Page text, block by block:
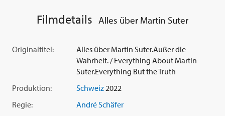
Filmdetails Alles über Martin Suter
Originaltitel:
Alles über Martin Suter.Außer die
Wahrheit. / Everything About Martin
Suter.Everything But the Truth
Produktion:
Schweiz2022
Regie:
André Schäfer